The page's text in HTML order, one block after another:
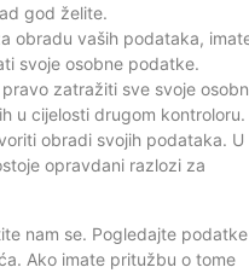
god želite.
obradu vaših podataka,
svoje osobne podatke.
zatražiti sve svoje
u cijelosti drugom kontroloru.
obradi svojih podataka. U
opravdani razlozi za
nam se. Pogledajte podatke
Ako imate pritužbu o tome